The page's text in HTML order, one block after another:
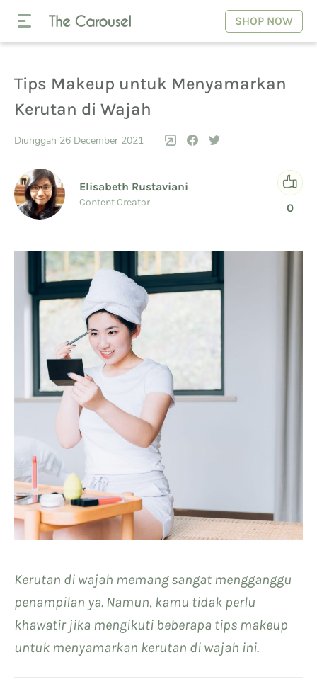
SHOP NOW
Tips Makeup untuk Menyamarkan
Kerutan di Wajah
Diunggah 26 December 2021
Elisabeth Rustaviani
Content Creator 0
Kerutan di wajah memang sangat mengganggu
penampilan ya. Namun, kamu tidak perlu
khawatir jika mengikuti beberapa tips makeup
untuk menyamarkan kerutan di wajah ini.